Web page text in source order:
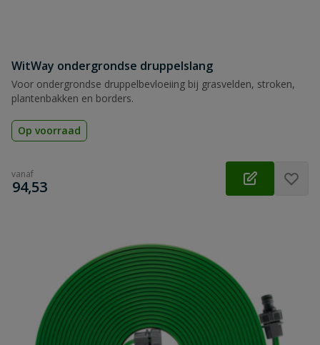
WitWay ondergrondse druppelslang
Voor ondergrondse druppelbevloeiing bij grasvelden, stroken,
plantenbakken en borders.
Op voorraad
vanaf
€
94,53